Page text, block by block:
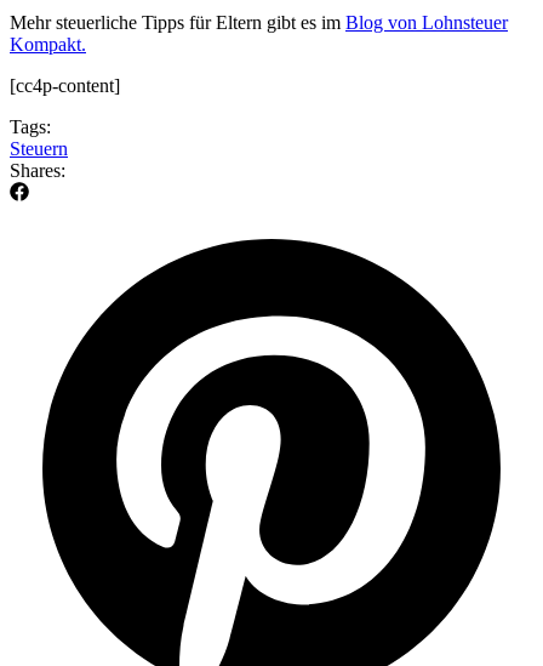
Mehr steuerliche Tipps für Eltern gibt es im Blog von Lohnsteuer
Kompakt.
[cc4p-content]
Tags:
Steuern
Shares: